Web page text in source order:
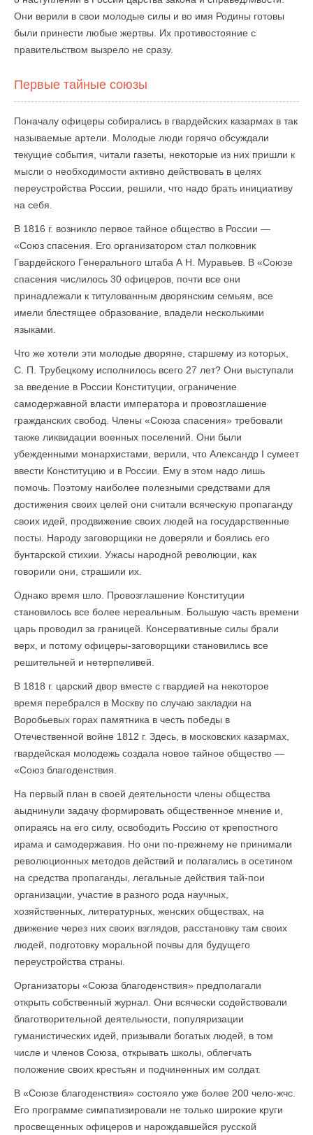
Они верили в свои молодые силы и во имя Родины готовы
были принести любые жертвы. Их противостояние с
правительством вызрело не сразу.
Первые тайные союзы
Поначалу офицеры собирались в гвардейских казармах в так
называемые артели. Молодые люди горячо обсуждали
текущие события, читали газеты, некоторые из них пришли к
мысли о необходимости активно действовать в целях
переустройства России, решили, что надо брать инициативу
на себя.
В 1816 г. возникло первое тайное общество в России —
«Союз спасения. Его организатором стал полковник
Гвардейского Генерального штаба А Н. Муравьев. В «Союзе
спасения числилось 30 офицеров, почти все они
принадлежали к титулованным дворянским семьям, все
имели блестящее образование, владели несколькими
языками.
Что же хотели эти молодые дворяне, старшему из которых,
С. П. Трубецкому исполнилось всего 27 лет? Они выступали
за введение в России Конституции, ограничение
самодержавной власти императора и провозглашение
гражданских свобод. Члены «Союза спасения» требовали
также ликвидации военных поселений. Они были
убежденными монархистами, верили, что Александр I сумеет
ввести Конституцию и в России. Ему в этом надо лишь
помочь. Поэтому наиболее полезными средствами для
достижения своих целей они считали всяческую пропаганду
своих идей, продвижение своих людей на государственные
посты. Народу заговорщики не доверяли и боялись его
бунтарской стихии. Ужасы народной революции, как
говорили они, страшили их.
Однако время шло. Провозглашение Конституции
становилось все более нереальным. Большую часть времени
царь проводил за границей. Консервативные силы брали
верх, и потому офицеры-заговорщики становились все
решительней и нетерпеливей.
В 1818 г. царский двор вместе с гвардией на некоторое
время перебрался в Москву по случаю закладки на
Воробьевых горах памятника в честь победы в
Отечественной войне 1812 г. Здесь, в московских казармах,
гвардейская молодежь создала новое тайное общество —
«Союз благоденствия.
На первый план в своей деятельности члены общества
аыднинули задачу формировать общественное мнение и,
опираясь на его силу, освободить Россию от крепостного
ирама и самодержавия. Но они по-прежнему не принимали
революционных методов действий и полагались в осетином
на средства пропаганды, легальные действия тай-пои
организации, участие в разного рода научных,
хозяйственных, литературных, женских обществах, на
движение через них своих взглядов, расстановку там своих
людей, подготовку моральной почвы для будущего
переустройства страны.
Организаторы «Союза благоденствия» предполагали
открыть собственный журнал. Они всячески содействовали
благотворительной деятельности, популяризации
гуманистических идей, призывали богатых людей, в том
числе и членов Союза, открывать школы, облегчать
положение своих крестьян и подчиненных им солдат.
В «Союзе благоденствия» состояло уже более 200 чело-жчс.
Его программе симпатизировали не только широкие круги
просвещенных офицеров и нарождавшейся русской